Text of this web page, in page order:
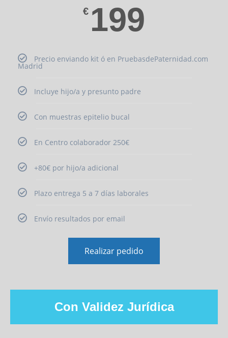
€ 199
Precio enviando kit ó en PruebasdePaternidad.com
Madrid
Incluye hijo/a y presunto padre
Con muestras epitelio bucal
En Centro colaborador 250€
+80€ por hijo/a adicional
Plazo entrega 5 a 7 días laborales
Envío resultados por email
Realizar pedido
Con Validez Jurídica